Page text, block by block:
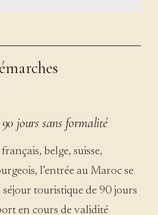
jours sans formalité
belge, suisse,
l’entrée au Maroc se
touristique de 90 jours
en cours de validité